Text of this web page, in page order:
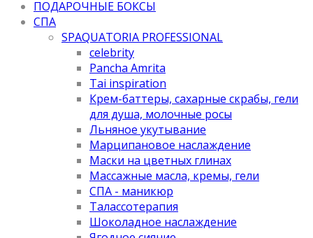
ПОДАРОЧНЫЕ БОКСЫ
СПА
SPAQUATORIA PROFESSIONAL
celebrity
Pancha Amrita
Tai inspiration
Крем-баттеры, сахарные скрабы, гели
для душа, молочные росы
Льняное укутывание
Марципановое наслаждение
Маски на цветных глинах
Массажные масла, кремы, гели
СПА - маникюр
Талассотерапия
Шоколадное наслаждение